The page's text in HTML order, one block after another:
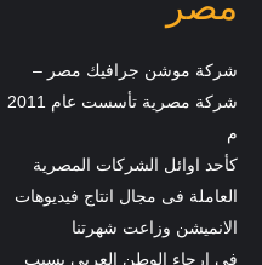
شركة موشن جرافيك مصر –
شركة مصرية تأسست عام 2011
م
كأحد اوائل الشركات المصرية
العاملة فى مجال انتاج فيديوهات
الانميشن وزاعت شهرتنا
فى ارجاء الوطن العربي بسبب